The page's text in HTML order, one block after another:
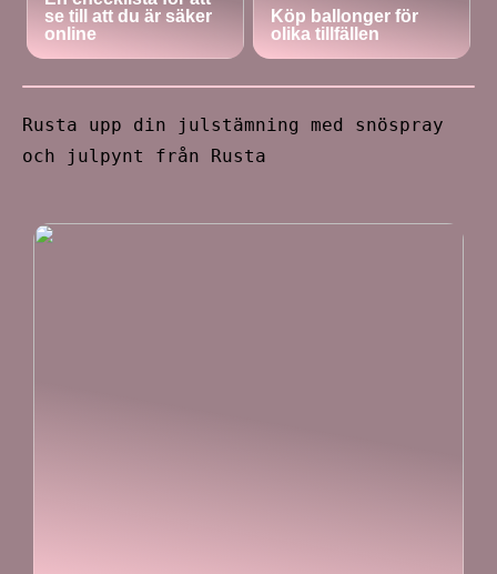
se till att du är säker
online
Köp ballonger för
olika tillfällen
Rusta upp din julstämning med snöspray
och julpynt från Rusta